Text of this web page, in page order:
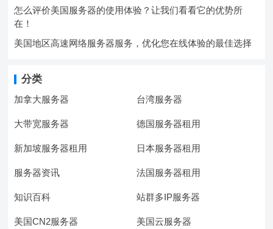
怎么评价美国服务器的使用体验？让我们看看它的优势所
在！
美国地区高速网络服务器服务，优化您在线体验的最佳选择
分类
加拿大服务器 台湾服务器
大带宽服务器 德国服务器租用
新加坡服务器租用 日本服务器租用
服务器资讯 法国服务器租用
知识百科 站群多IP服务器
美国CN2服务器 美国云服务器